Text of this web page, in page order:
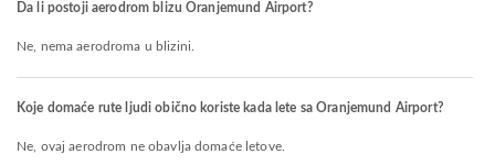
Da li postoji aerodrom blizu Oranjemund Airport?
Ne, nema aerodroma u blizini.
Koje domaće rute ljudi obično koriste kada lete sa Oranjemund Airport?
Ne, ovaj aerodrom ne obavlja domaće letove.